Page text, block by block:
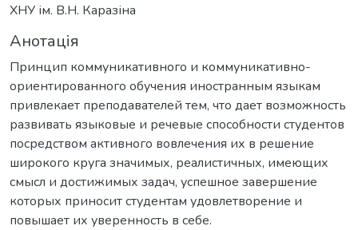
ХНУ ім. В.Н. Каразіна
Анотація
Принцип коммуникативного и коммуникативно-
ориентированного обучения иностранным языкам
привлекает преподавателей тем, что дает возможность
развивать языковые и речевые способности студентов
посредством активного вовлечения их в решение
широкого круга значимых, реалистичных, имеющих
смысл и достижимых задач, успешное завершение
которых приносит студентам удовлетворение и
повышает их уверенность в себе.